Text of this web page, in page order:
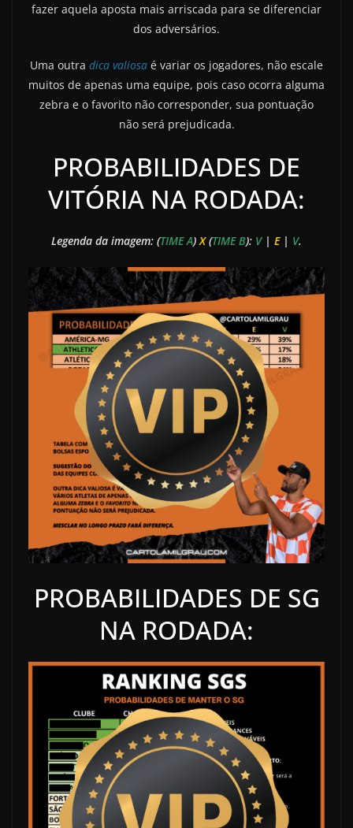
fazer aquela aposta mais arriscada para se diferenciar
dos adversários.
Uma outra dica valiosa é variar os jogadores, não escale
muitos de apenas uma equipe, pois caso ocorra alguma
zebra e o favorito não corresponder, sua pontuação
não será prejudicada.
PROBABILIDADES DE
VITÓRIA NA RODADA:
Legenda da imagem: (TIME A) X(TIME B): V| E| V.
PROBABILIDADES DE SG
NA RODADA: